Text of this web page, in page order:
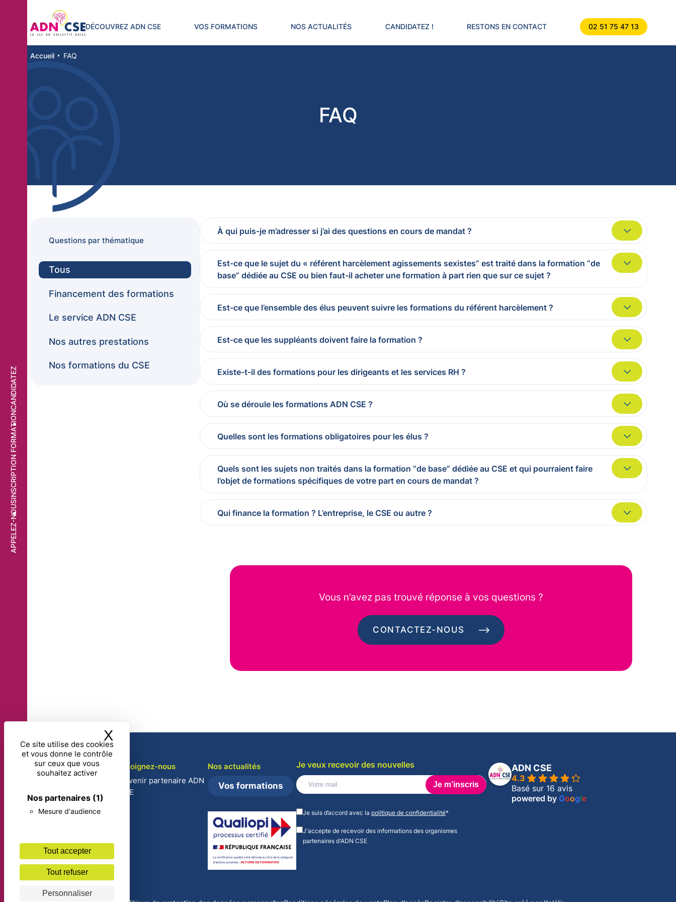
Ce site utilise des cookies
et vous donne le contrôle
sur ceux que vous
souhaitez activer
Nos partenaires (1)
Mesure d'audience
Tout accepter
Tout refuser
Personnaliser
X Masquer le bandeau des cookies
DÉCOUVREZ ADN CSE VOS FORMATIONS NOS ACTUALITÉS CANDIDATEZ ! RESTONS EN CONTACT 02 51 75 47 13
APPELEZ-NOUS
INSCRIPTION FORMATION
CANDIDATEZ
Accueil FAQ
FAQ
Questions par thématique
Tous
Financement des formations
Le service ADN CSE
Nos autres prestations
Nos formations du CSE
À qui puis-je m’adresser si j’ai des questions en cours de mandat ?
Est-ce que le sujet du « référent harcèlement agissements sexistes” est traité dans la formation “de
base” dédiée au CSE ou bien faut-il acheter une formation à part rien que sur ce sujet ?
Est-ce que l’ensemble des élus peuvent suivre les formations du référent harcèlement ?
Est-ce que les suppléants doivent faire la formation ?
Existe-t-il des formations pour les dirigeants et les services RH ?
Où se déroule les formations ADN CSE ?
Quelles sont les formations obligatoires pour les élus ?
Quels sont les sujets non traités dans la formation “de base” dédiée au CSE et qui pourraient faire
l’objet de formations spécifiques de votre part en cours de mandat ?
Qui finance la formation ? L’entreprise, le CSE ou autre ?
Vous n’avez pas trouvé réponse à vos questions ?
CONTACTEZ-NOUS
Découvrir ADN CSE
Nos organismes
partenaires
Rejoignez-nous
Devenir partenaire ADN
CSE
Nos actualités
Vos formations
Je veux recevoir des nouvelles
laisser
champ
vide.
Je suis d’accord avec la politique de confidentialité*
J'accepte de recevoir des informations des organismes
partenaires d'ADN CSE
ADN CSE
4.3
Basé sur 16 avis
powered by Google